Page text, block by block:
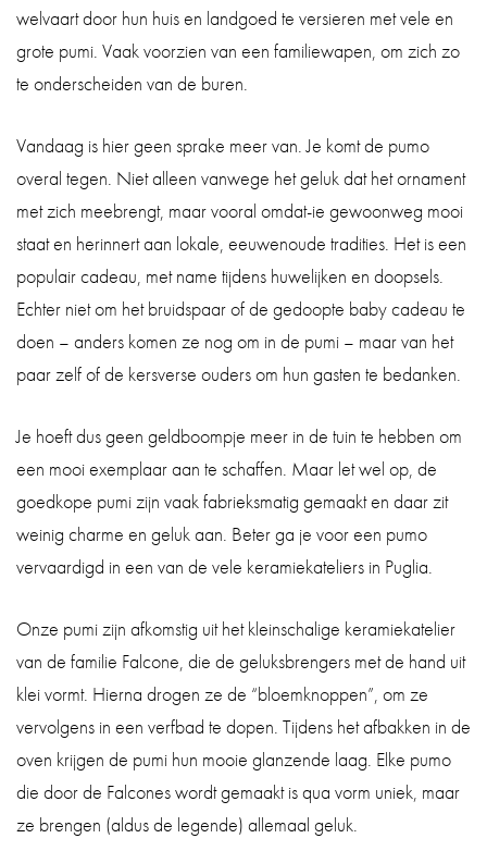
welvaart door hun huis en landgoed te versieren met vele en
grote pumi. Vaak voorzien van een familiewapen, om zich zo
te onderscheiden van de buren.
Vandaag is hier geen sprake meer van. Je komt de pumo
overal tegen. Niet alleen vanwege het geluk dat het ornament
met zich meebrengt, maar vooral omdat-ie gewoonweg mooi
staat en herinnert aan lokale, eeuwenoude tradities. Het is een
populair cadeau, met name tijdens huwelijken en doopsels.
Echter niet om het bruidspaar of de gedoopte baby cadeau te
doen – anders komen ze nog om in de pumi – maar van het
paar zelf of de kersverse ouders om hun gasten te bedanken.
Je hoeft dus geen geldboompje meer in de tuin te hebben om
een mooi exemplaar aan te schaffen. Maar let wel op, de
goedkope pumi zijn vaak fabrieksmatig gemaakt en daar zit
weinig charme en geluk aan. Beter ga je voor een pumo
vervaardigd in een van de vele keramiekateliers in Puglia.
Onze pumi zijn afkomstig uit het kleinschalige keramiekatelier
van de familie Falcone, die de geluksbrengers met de hand uit
klei vormt. Hierna drogen ze de “bloemknoppen”, om ze
vervolgens in een verfbad te dopen. Tijdens het afbakken in de
oven krijgen de pumi hun mooie glanzende laag. Elke pumo
die door de Falcones wordt gemaakt is qua vorm uniek, maar
ze brengen (aldus de legende) allemaal geluk.